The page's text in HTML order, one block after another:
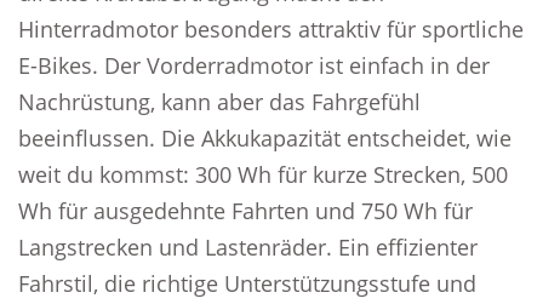
Hinterradmotor besonders attraktiv für sportliche
E-Bikes. Der Vorderradmotor ist einfach in der
Nachrüstung, kann aber das Fahrgefühl
beeinflussen. Die Akkukapazität entscheidet, wie
weit du kommst: 300 Wh für kurze Strecken, 500
Wh für ausgedehnte Fahrten und 750 Wh für
Langstrecken und Lastenräder. Ein effizienter
Fahrstil, die richtige Unterstützungsstufe und